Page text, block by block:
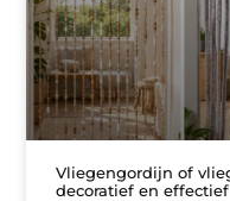
Vliegengordijn of
decoratief en effectief